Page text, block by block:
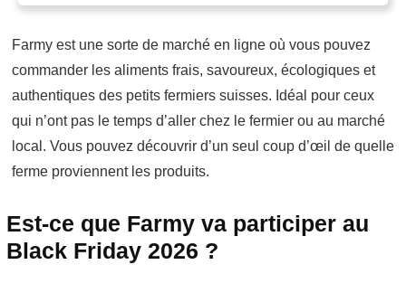
Farmy est une sorte de marché en ligne où vous pouvez
commander les aliments frais, savoureux, écologiques et
authentiques des petits fermiers suisses. Idéal pour ceux
qui n’ont pas le temps d’aller chez le fermier ou au marché
local. Vous pouvez découvrir d’un seul coup d’œil de quelle
ferme proviennent les produits.
Est-ce que Farmy va participer au
Black Friday 2026 ?